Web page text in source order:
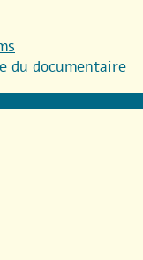
du documentaire